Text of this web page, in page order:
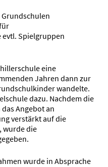
Grundschulen
Spielgruppen
eine
Jahren dann zur
wandelte.
dazu. Nachdem die
Angebot an
verstärkt auf die
wurde die
wurde in Absprache